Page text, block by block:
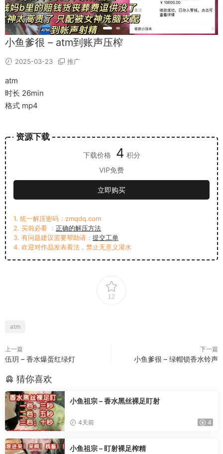
小鱼爹很 – atm到账声压榨
2025-03-23 推广
atm
时长 26min
格式 mp4
资源下载
下载价格 4 积分
VIP免费
立即购买
1. 统一解压密码：zmqdq.com
2. 买前必看 ： 正确的解压方法
3. 有问题建议需要帮助请： 提交工单
4. 欢迎对作品发表看法，禁止无意义灌水
12
atm
上一篇
伍玥 – 香水爆蛋红绿灯
下一篇
小鱼爹很 – 绿帽锁香水铃声
猜你喜欢
小鱼祖宗 – 香水黑丝裸足盯射
4天前 4
小鱼祖宗 – 盯射裸足榨精